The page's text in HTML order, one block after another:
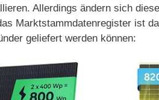
Allerdings ändern sich
Marktstammdatenregister ist
geliefert werden können: